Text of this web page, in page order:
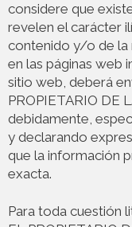
considere que
revelen el carácter
contenido y/o de la
en las páginas web
sitio web, deberá
PROPIETARIO DE
debidamente,
y declarando
que la información
exacta.
Para toda cuestión